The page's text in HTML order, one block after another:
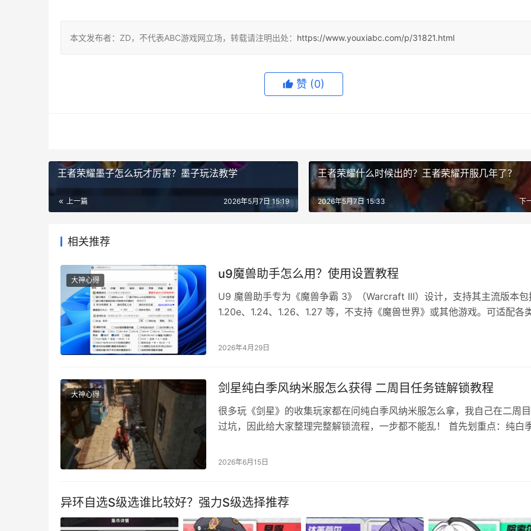
本文发布者：ZD，不代表ABC游戏网立场，转载请注明出处： https://www.youxiabc.com/p/31821.html
赞 (0)
王者荣耀墨子怎么玩才厉害？墨子玩法教学
上一篇 2026年5月7日 15:19
王者荣耀什么时候出的？王者荣耀开服几年了？
下
2026年5月7日 15:33
相关推荐
大神心得 u9魔兽助手怎么用？使用设置教程
U9 魔兽助手专为《魔兽争霸 3》（Warcraft III）设计，支持其主流版本包
1.20e、1.24、1.26、1.27 等，不支持《魔兽世界》或其他游戏。可适配各
安装与基础启动 下载最新版（v5.0，2025-11-28），解压后运行 exe 文
2026年4月29日
大神心得 剑星纯白季风纳米服怎么获得 二周目任务链解锁教程
很多玩《剑星》的收集玩家都在问纯白季风纳米服怎么拿，我自己在二周
过坑，因此给大家整理完整解锁流程，一步都不能乱！ 首先划重点：纯白
不少人二周目只顾着捡装备、刷地图，忽略支线委托，从头到尾看不到任
2026年6月15日
异环自选S级选谁比较好？强力S级选择推荐